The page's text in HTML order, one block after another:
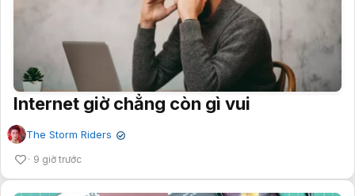
Internet giờ chẳng còn gì vui
The Storm Riders ✔
9 giờ trước